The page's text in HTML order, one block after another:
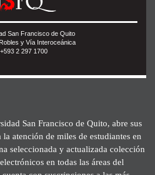
San Francisco de Quito
y Vía Interoceánica
+593 2 297 1700
San Francisco de Quito, abre sus
atención de miles de estudiantes en
seleccionada y actualizada colección
en todas las áreas del